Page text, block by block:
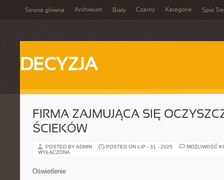
Strona główna Archiwum Biały Czarny Kategorie Spis
DECYZJA
FIRMA ZAJMUJĄCA SIĘ
ŚCIEKÓW
POSTED BY ADMIN POSTED ON LIP - 31 - 2025
MOŻLIWOŚĆ
WYŁĄCZONA
Oświetlenie